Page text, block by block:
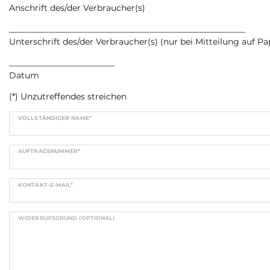
Anschrift des/der Verbraucher(s)
Unterschrift des/der Verbraucher(s) (nur bei Mitteilung auf
Datum
(*) Unzutreffendes streichen
VOLLSTÄNDIGER NAME*
AUFTRAGSNUMMER*
KONTAKT-E-MAIL*
WIDERRUFSGRUND (OPTIONAL)
Ceres::Template.mailFormHoneypotLabel